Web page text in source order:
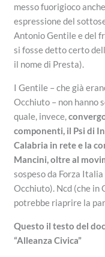
messo fuorigioco
espressione del
Antonio Gentile e del
si fosse detto certo
il nome di Presta).
I Gentile – che già
Occhiuto – non hanno
quale, invece,
componenti, il Psi di
Calabria in rete e la
Mancini, oltre al
sospeso da Forza
Occhiuto). Ncd (che
potrebbe riaprire la
Questo il testo del
“Alleanza Civica”